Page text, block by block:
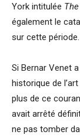
York intitulée
également le
sur cette période.
Si Bernar Venet
historique de
plus de ce
avait arrêté
ne pas tomber